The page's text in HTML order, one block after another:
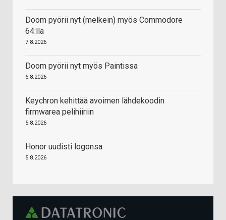
Doom pyörii nyt (melkein) myös Commodore
64:llä
7.8.2026
Doom pyörii nyt myös Paintissa
6.8.2026
Keychron kehittää avoimen lähdekoodin
firmwarea pelihiiriin
5.8.2026
Honor uudisti logonsa
5.8.2026